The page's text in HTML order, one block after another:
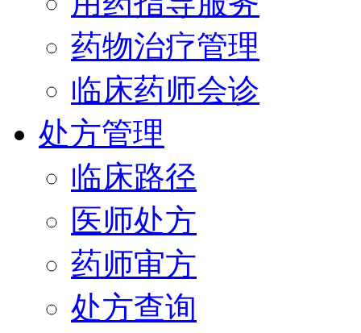
药物治疗管理
临床药师会诊
处方管理
临床路径
医师处方
药师审方
处方查询